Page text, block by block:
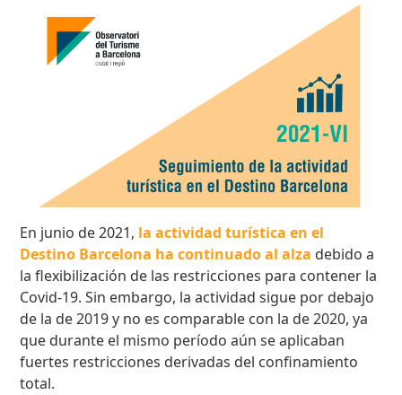
En junio de 2021, la actividad turística en el
Destino Barcelona ha continuado al alza debido a
la flexibilización de las restricciones para contener la
Covid-19. Sin embargo, la actividad sigue por debajo
de la de 2019 y no es comparable con la de 2020, ya
que durante el mismo período aún se aplicaban
fuertes restricciones derivadas del confinamiento
total.